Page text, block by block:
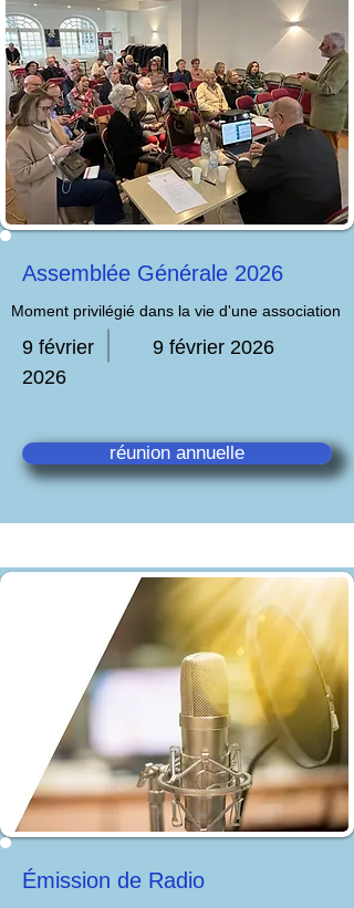
Assemblée Générale 2026
Moment privilégié dans la vie d'une association
9 février
2026
9 février 2026
réunion annuelle
Émission de Radio